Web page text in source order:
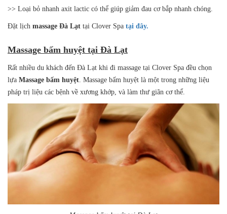
>> Loại bỏ nhanh axit lactic có thể giúp giảm đau cơ bắp nhanh chóng.
Đặt lịch massage Đà Lạt tại Clover Spa tại đây.
Massage bấm huyệt tại Đà Lạt
Rất nhiều du khách đến Đà Lạt khi đi massage tại Clover Spa đều chọn
lựa Massage bấm huyệt. Massage bấm huyệt là một trong những liệu
pháp trị liệu các bệnh về xương khớp, và làm thư giãn cơ thể.